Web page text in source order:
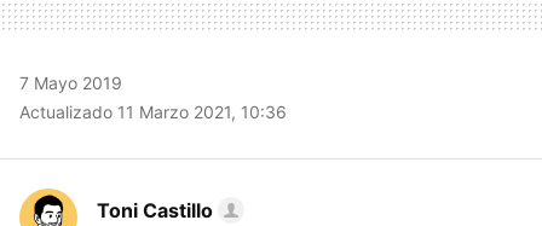
7 Mayo 2019
Actualizado 11 Marzo 2021, 10:36
Toni Castillo